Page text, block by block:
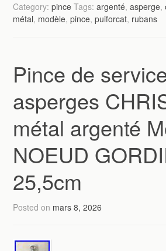
Category:pince Tags:argenté,asperge,
métal, modèle,pince,puiforcat, rubans
Pince de
asperges
métal argenté
NOEUD
25,5cm
Posted on mars 8, 2026